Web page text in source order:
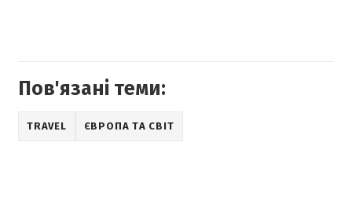
Пов'язані теми:
TRAVEL ЄВРОПА ТА СВІТ